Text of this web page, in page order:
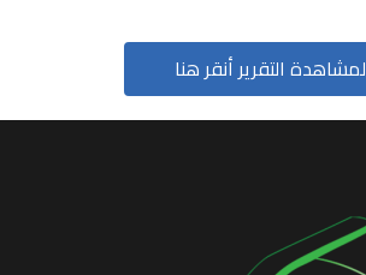
لمشاهدة التقرير أنقر هنا